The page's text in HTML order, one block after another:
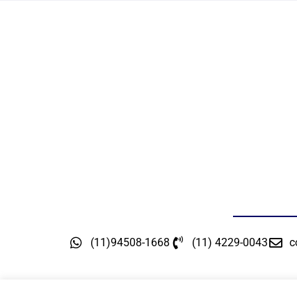
(11)94508-1668 (11) 4229-0043